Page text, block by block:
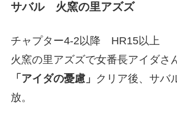
サバル 火窯の里アズズ
チャプター4-2以降 HR15以上
火窯の里アズズで女番長アイダさ
「アイダの憂慮」 クリア後、サバ
放。